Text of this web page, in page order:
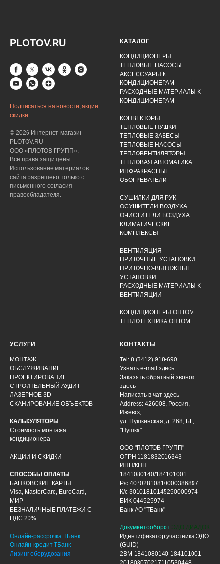
PLOTOV.RU
Подписаться на новости, акции
скидки
© 2026 Интернет-магазин
PLOTOV.RU
ООО «ПЛОТОВ ГРУПП».
Все права защищены.
Использование материалов
сайта разрешено только с
письменного согласия
правообладателя.
КАТАЛОГ
КОНДИЦИОНЕРЫ
ТЕПЛОВЫЕ НАСОСЫ
АКСЕССУАРЫ К
КОНДИЦИОНЕРАМ
РАСХОДНЫЕ МАТЕРИАЛЫ К
КОНДИЦИОНЕРАМ
КОНВЕКТОРЫ
ТЕПЛОВЫЕ ПУШКИ
ТЕПЛОВЫЕ ЗАВЕСЫ
ТЕПЛОВЫЕ НАСОСЫ
ТЕПЛОВЕНТИЛЯТОРЫ
ТЕПЛОВАЯ АВТОМАТИКА
ИНФРАКРАСНЫЕ
ОБОГРЕВАТЕЛИ
СУШИЛКИ ДЛЯ РУК
ОСУШИТЕЛИ ВОЗДУХА
ОЧИСТИТЕЛИ ВОЗДУХА
КЛИМАТИЧЕСКИЕ
КОМПЛЕКСЫ
ВЕНТИЛЯЦИЯ
ПРИТОЧНЫЕ УСТАНОВКИ
ПРИТОЧНО-ВЫТЯЖНЫЕ
УСТАНОВКИ
РАСХОДНЫЕ МАТЕРИАЛЫ К
ВЕНТИЛЯЦИИ
КОНДИЦИОНЕРЫ ОПТОМ
ТЕПЛОТЕХНИКА ОПТОМ
УСЛУГИ
МОНТАЖ
ОБСЛУЖИВАНИЕ
ПРОЕКТИРОВАНИЕ
СТРОИТЕЛЬНЫЙ АУДИТ
ЛАЗЕРНОЕ 3D
СКАНИРОВАНИЕ ОБЪЕКТОВ
КАЛЬКУЛЯТОРЫ
Стоимость монтажа
кондиционера
АКЦИИ И СКИДКИ
СПОСОБЫ ОПЛАТЫ
БАНКОВСКИЕ КАРТЫ
Visa, MasterCard, EuroCard,
МИР
БЕЗНАЛИЧНЫЕ ПЛАТЕЖИ С
НДС 20%
Онлайн-рассрочка ТБанк
Онлайн-кредит ТБанк
Лизинг оборудования
КОНТАКТЫ
Tel: 8 (3412) 918-690..
Узнать e-mail здесь
Заказать обратный звонок
здесь
Написать в чат здесь
Address: 426008, Россия,
Ижевск,
ул. Пушкинская, д. 268, БЦ
"Пушка"
ООО "ПЛОТОВ ГРУПП"
ОГРН 1181832016343
ИНН/КПП
1841080140/184101001
Р/с 40702810810000386897
К/с 30101810145250000974
БИК 044525974
Банк АО "ТБанк"
Документооборот ЭДО ДИАДОК
Идентификатор участника ЭДО
(GUID)
2BM-1841080140-184101001-
201808070217110530448